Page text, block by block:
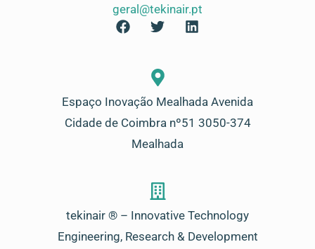
geral@tekinair.pt
Espaço Inovação Mealhada Avenida
Cidade de Coimbra nº51 3050-374
Mealhada
tekinair ® – Innovative Technology
Engineering, Research & Development